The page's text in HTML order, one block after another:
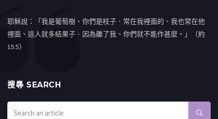
耶穌說：「我是葡萄樹、你們是枝子．常在我裡面的、我也常在他
裡面、這人就多結果子．因為離了我、你們就不能作甚麼。」（約
15:5）
搜㝷 SEARCH